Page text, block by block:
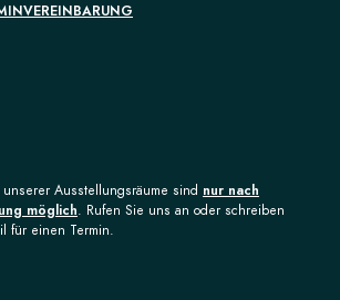
Ausstellungsräume sind nur nach
möglich. Rufen Sie uns an oder schreiben
für einen Termin.